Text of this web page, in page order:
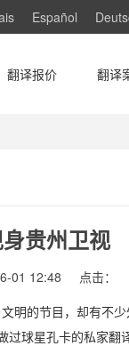
Español
翻译报价 翻译
贵州卫视
01 12:48
点击：
明的节目，却有不
球星孔卡的私家翻译